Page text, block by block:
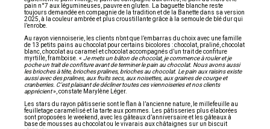
pain n°7 aux légumineuses, pauvre en gluten. La baguette blanche reste
toujours demandée en compagnie de la tradition et de la Banette dans sa version
2025, à la couleur ambrée et plus croustillante grâce à la semoule de blé dur qui
l’enrobe.
Au rayon viennoiserie, les clients n’ont que l’embarras du choix avec une famille
de 13 petits pains au chocolat pour certains bicolores : chocolat, praliné, chocolat
blanc, chocolat au caramel et chocolat accompagnés d’un trait de confiture
myrtille, framboise. « Je mets un bâton de chocolat, je commence à rouler et je
poche un trait de confiture avant de terminer le pain au chocolat. Nous avons aussi
les brioches à tête, brioches pralines, brioches au chocolat. Le pain aux raisins existe
aussi avec des pralines, aux fruits secs, aux noisettes, aux graines de courge et
cranberries. C’est plaisant de décliner toutes ces viennoiseries et nos clients
apprécient», constate Marylène Léger.
Les stars du rayon pâtisserie sont le flan à l’ancienne nature, le millefeuille au
feuilletage caramélisé et la tarte aux pommes. Les pâtisseries plus élaborées
sont proposées le weekend, avec les gâteaux d’anniversaire et les gâteaux à
base de mousses au chocolat ou le vivarais aux châtaignes sur un biscuit